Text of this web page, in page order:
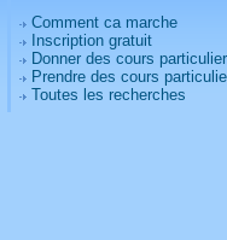
Comment ca marche
Inscription gratuit
Donner des cours
Prendre des cours
Toutes les recherches